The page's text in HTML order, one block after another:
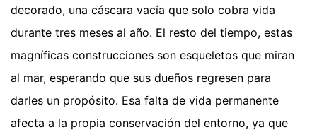
decorado, una cáscara vacía que solo cobra vida
durante tres meses al año. El resto del tiempo, estas
magníficas construcciones son esqueletos que miran
al mar, esperando que sus dueños regresen para
darles un propósito. Esa falta de vida permanente
afecta a la propia conservación del entorno, ya que